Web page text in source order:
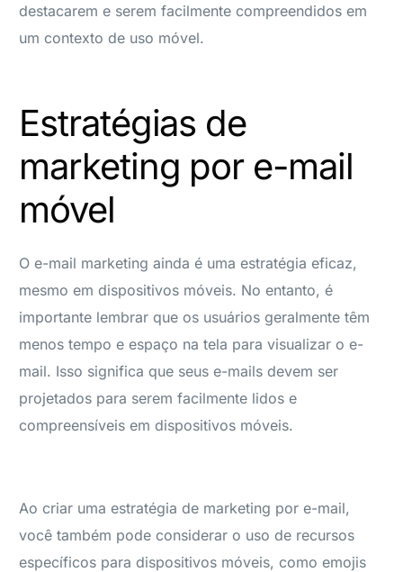
destacarem e serem facilmente compreendidos em
um contexto de uso móvel.
Estratégias de
marketing por e-mail
móvel
O e-mail marketing ainda é uma estratégia eficaz,
mesmo em dispositivos móveis. No entanto, é
importante lembrar que os usuários geralmente têm
menos tempo e espaço na tela para visualizar o e-
mail. Isso significa que seus e-mails devem ser
projetados para serem facilmente lidos e
compreensíveis em dispositivos móveis.
Ao criar uma estratégia de marketing por e-mail,
você também pode considerar o uso de recursos
específicos para dispositivos móveis, como emojis